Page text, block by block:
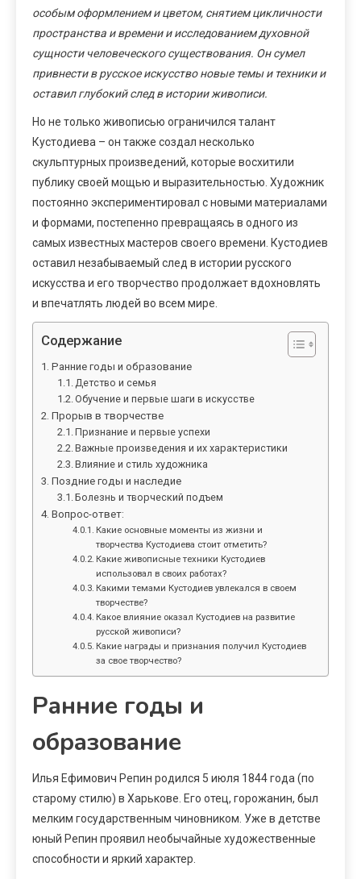
особым оформлением и цветом, снятием цикличности
пространства и времени и исследованием духовной
сущности человеческого существования. Он сумел
привнести в русское искусство новые темы и техники и
оставил глубокий след в истории живописи.
Но не только живописью ограничился талант
Кустодиева – он также создал несколько
скульптурных произведений, которые восхитили
публику своей мощью и выразительностью. Художник
постоянно экспериментировал с новыми материалами
и формами, постепенно превращаясь в одного из
самых известных мастеров своего времени. Кустодиев
оставил незабываемый след в истории русского
искусства и его творчество продолжает вдохновлять
и впечатлять людей во всем мире.
Содержание
Ранние годы и образование
Детство и семья
Обучение и первые шаги в искусстве
Прорыв в творчестве
Признание и первые успехи
Важные произведения и их характеристики
Влияние и стиль художника
Поздние годы и наследие
Болезнь и творческий подъем
Вопрос-ответ:
Какие основные моменты из жизни и
творчества Кустодиева стоит отметить?
Какие живописные техники Кустодиев
использовал в своих работах?
Какими темами Кустодиев увлекался в своем
творчестве?
Какое влияние оказал Кустодиев на развитие
русской живописи?
Какие награды и признания получил Кустодиев
за свое творчество?
Ранние годы и
образование
Илья Ефимович Репин родился 5 июля 1844 года (по
старому стилю) в Харькове. Его отец, горожанин, был
мелким государственным чиновником. Уже в детстве
юный Репин проявил необычайные художественные
способности и яркий характер.